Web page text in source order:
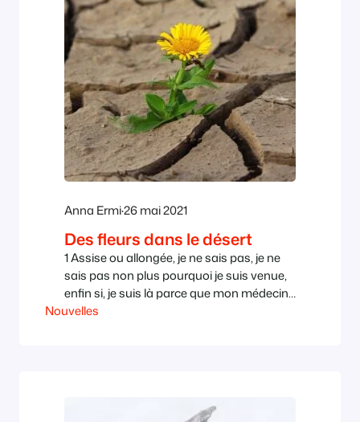
Anna Ermi·26 mai 2021
Des fleurs dans le désert
1 Assise ou allongée, je ne sais pas, je ne
sais pas non plus pourquoi je suis venue,
enfin si, je suis là parce que mon médecin
a insisté, et ce serait grossier de ne pas se
Nouvelles